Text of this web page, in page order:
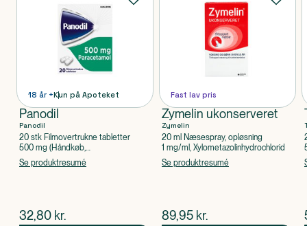
18 år +Kun på Apoteket
Panodil
Panodil
20 stk Filmovertrukne tabletter
500 mg (Håndkøb,
apoteksforbeholdt), Paracetamol
Se produktresumé
$nuværende pris
32,80 kr.
Fast lav pris
Zymelin ukonserveret
Zymelin
20 ml Næsespray, opløsning
1 mg/ml, Xylometazolinhydrochlorid
Se produktresumé
$nuværende pris
89,95 kr.